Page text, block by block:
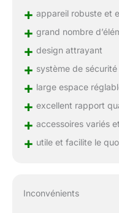
+ appareil robuste et
+ grand nombre
+ design attrayant
+ système de
+ large espace
+ excellent rapport
+ accessoires variés
+ utile et facilite le
Inconvénients